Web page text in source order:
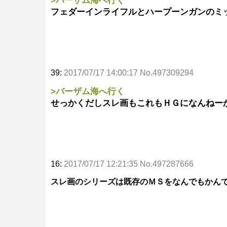
フェダーインライフルとハープーンガンのミ
39: 2017/07/17 14:00:17 No.497309294
>バーザム海へ行く
せっかくだしスレ画もこれもＨＧになんねー
16: 2017/07/17 12:21:35 No.497287666
スレ画のシリーズは既存のＭＳをなんでもかん